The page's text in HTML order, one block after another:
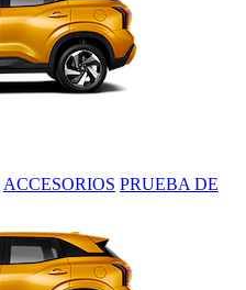
ACCESORIOS PRUEBA DE